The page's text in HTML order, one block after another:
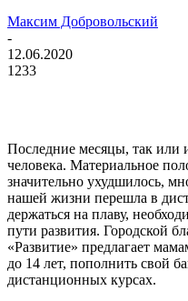
Максим Добровольский
-
12.06.2020
1233
Последние месяцы, так или
человека. Материальное
значительно ухудшилось,
нашей жизни перешла в
держаться на плаву,
пути развития. Городской
«Развитие» предлагает
до 14 лет, пополнить свой
дистанционных курсах.